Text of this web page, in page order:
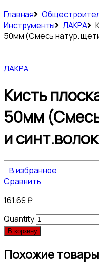
Главная
Инструменты
ЛАКРА
50мм (Смесь натур.
ЛАКРА
Кисть
50мм
и
В избранное
Сравнить
161.69 ₽
Quantity
В корзину
Похожие товары